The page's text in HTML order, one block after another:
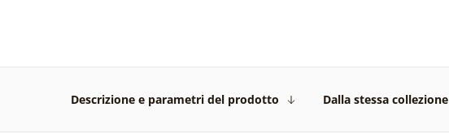
Descrizione e parametri del prodotto Dalla stessa collezione